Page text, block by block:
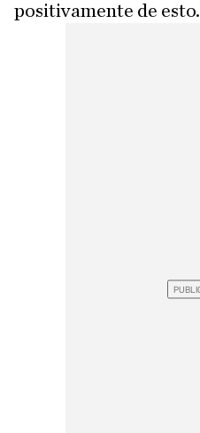
positivamente de esto.